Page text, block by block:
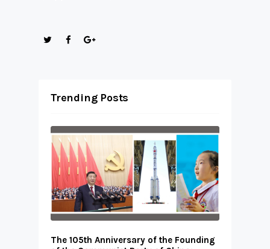
Trending Posts
The 105th Anniversary of the Founding